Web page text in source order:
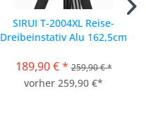
SIRUI T-2004XL Reise-
Dreibeinstativ Alu 162,5cm
189,90 € * 259,90 € *
vorher 259,90 €*